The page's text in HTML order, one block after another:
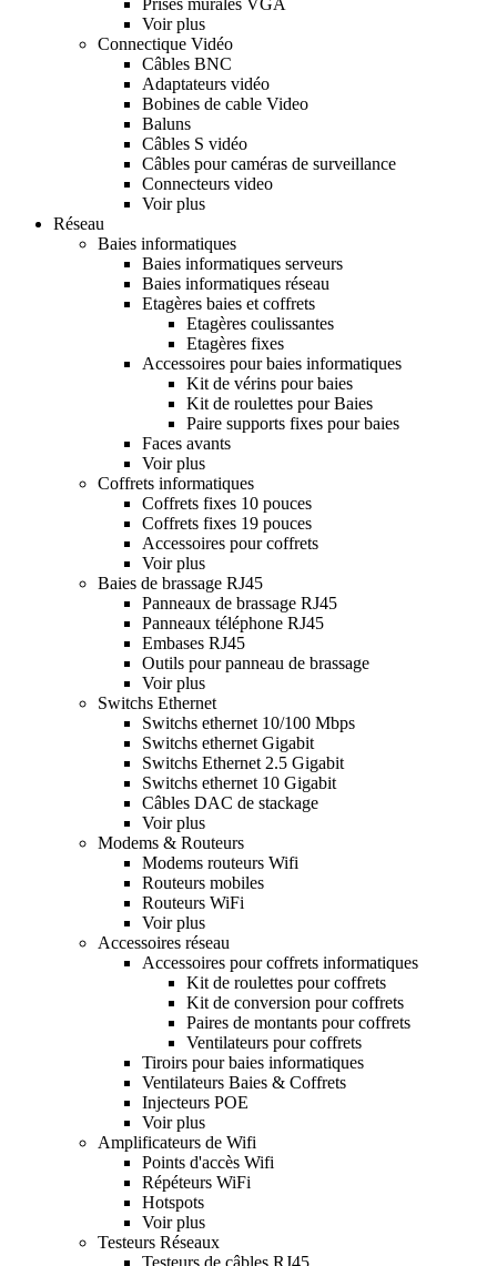
Prises murales VGA
Voir plus
Connectique Vidéo
Câbles BNC
Adaptateurs vidéo
Bobines de cable Video
Baluns
Câbles S vidéo
Câbles pour caméras de surveillance
Connecteurs video
Voir plus
Réseau
Baies informatiques
Baies informatiques serveurs
Baies informatiques réseau
Etagères baies et coffrets
Etagères coulissantes
Etagères fixes
Accessoires pour baies informatiques
Kit de vérins pour baies
Kit de roulettes pour Baies
Paire supports fixes pour baies
Faces avants
Voir plus
Coffrets informatiques
Coffrets fixes 10 pouces
Coffrets fixes 19 pouces
Accessoires pour coffrets
Voir plus
Baies de brassage RJ45
Panneaux de brassage RJ45
Panneaux téléphone RJ45
Embases RJ45
Outils pour panneau de brassage
Voir plus
Switchs Ethernet
Switchs ethernet 10/100 Mbps
Switchs ethernet Gigabit
Switchs Ethernet 2.5 Gigabit
Switchs ethernet 10 Gigabit
Câbles DAC de stackage
Voir plus
Modems & Routeurs
Modems routeurs Wifi
Routeurs mobiles
Routeurs WiFi
Voir plus
Accessoires réseau
Accessoires pour coffrets informatiques
Kit de roulettes pour coffrets
Kit de conversion pour coffrets
Paires de montants pour coffrets
Ventilateurs pour coffrets
Tiroirs pour baies informatiques
Ventilateurs Baies & Coffrets
Injecteurs POE
Voir plus
Amplificateurs de Wifi
Points d'accès Wifi
Répéteurs WiFi
Hotspots
Voir plus
Testeurs Réseaux